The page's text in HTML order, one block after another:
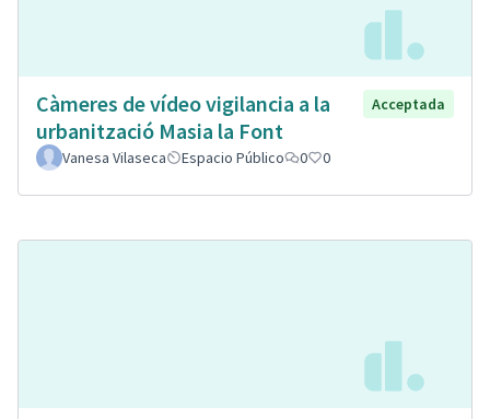
Càmeres de vídeo vigilancia a la
urbanització Masia la Font
Acceptada
Vanesa Vilaseca Espacio Público 0 0